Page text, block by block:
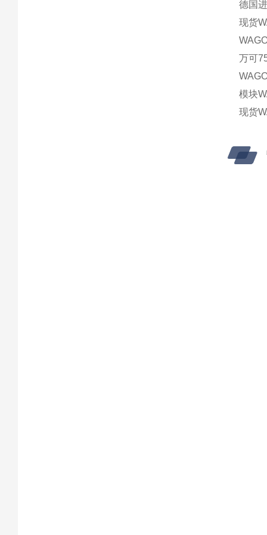
德国
现货
万可
模块
现货